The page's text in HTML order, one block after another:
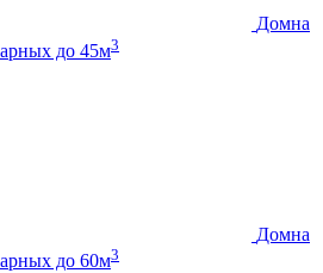
Домна
до 45м3
Домна
до 60м3